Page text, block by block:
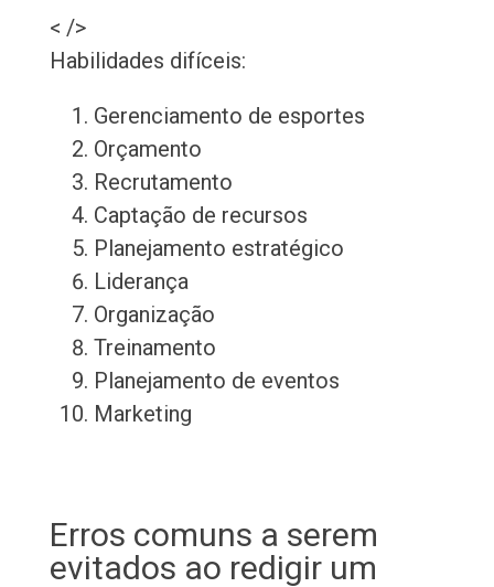
< />
Habilidades difíceis:
Gerenciamento de esportes
Orçamento
Recrutamento
Captação de recursos
Planejamento estratégico
Liderança
Organização
Treinamento
Planejamento de eventos
Marketing
Erros comuns a serem
evitados ao redigir um